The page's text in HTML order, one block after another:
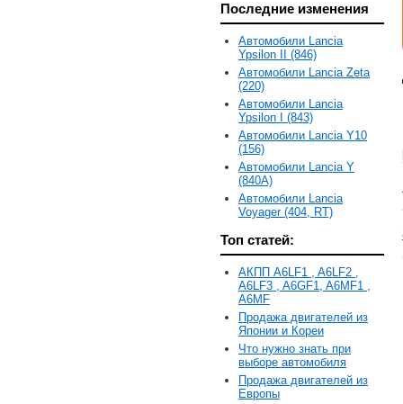
Последние изменения
Автомобили Lancia
Ypsilon II (846)
Автомобили Lancia Zeta
(220)
Автомобили Lancia
Ypsilon I (843)
Автомобили Lancia Y10
(156)
Автомобили Lancia Y
(840A)
Автомобили Lancia
Voyager (404, RT)
Топ статей:
АКПП A6LF1 , A6LF2 ,
A6LF3 , A6GF1, A6MF1 ,
A6MF
Продажа двигателей из
Японии и Кореи
Что нужно знать при
выборе автомобиля
Продажа двигателей из
Европы